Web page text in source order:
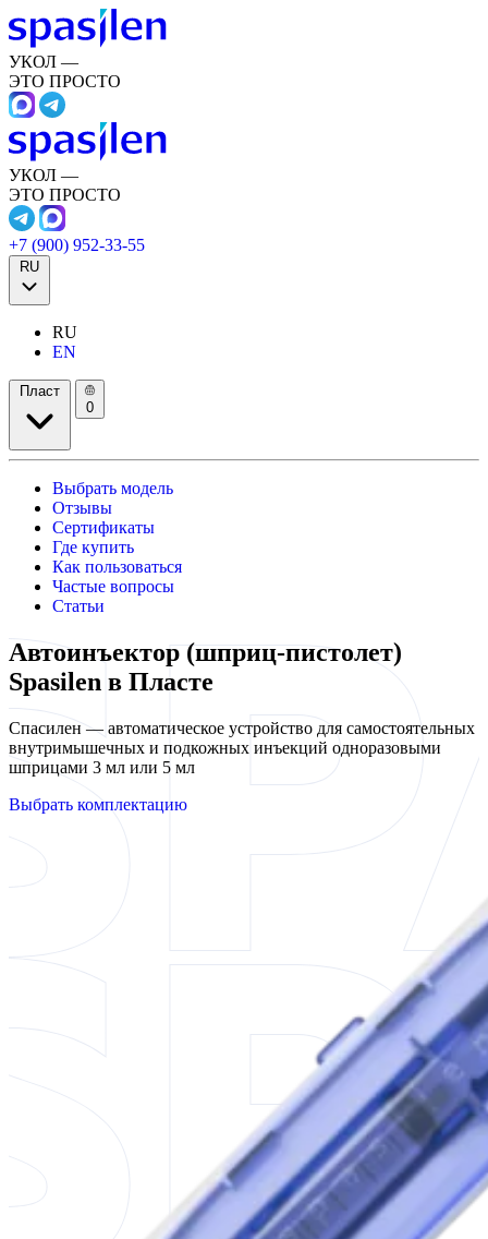
УКОЛ —
ЭТО ПРОСТО
УКОЛ —
ЭТО ПРОСТО
+7 (900) 952-33-55
RU
RU
EN
Пласт
0
Выбрать модель
Отзывы
Сертификаты
Где купить
Как пользоваться
Частые вопросы
Статьи
Автоинъектор (шприц-пистолет)
Spasilen в Пласте
Спасилен — автоматическое устройство для самостоятельных
внутримышечных и подкожных инъекций одноразовыми
шприцами 3 мл или 5 мл
Выбрать комплектацию